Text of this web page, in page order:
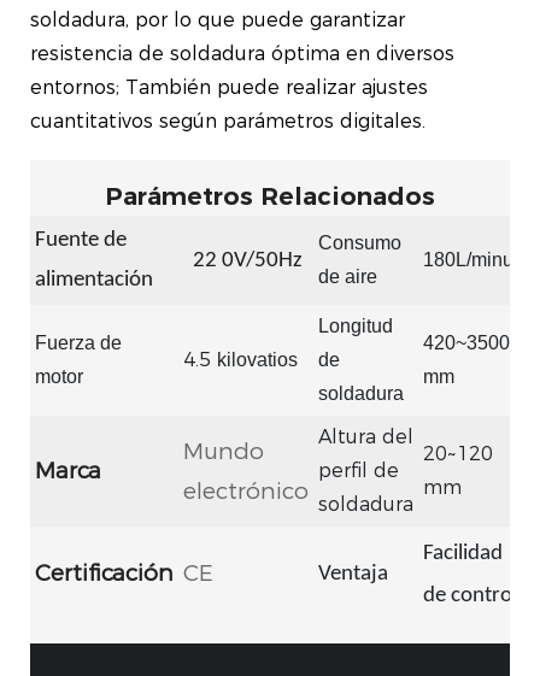
soldadura, por lo que puede garantizar
resistencia de soldadura óptima en diversos
entornos; También puede realizar ajustes
cuantitativos según parámetros digitales.
Parámetros Relacionados
Fuente de
alimentación
22 0V/50Hz
Consumo
de aire
180L/minuto
Fuerza de
motor
4.5 kilovatios
Longitud
de
soldadura
420~3500
mm
Marca
Mundo
electrónico
Altura del
perfil de
soldadura
20~120
mm
Certificación CE Ventaja
Facilidad
de control